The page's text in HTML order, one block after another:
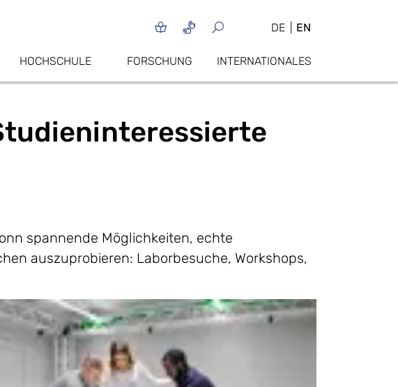
DE EN
HOCHSCHULE FORSCHUNG INTERNATIONALES
spannende Möglichkeiten, echte
auszuprobieren: Laborbesuche, Workshops,